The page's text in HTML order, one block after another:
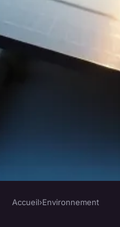
Accueil›Environnement